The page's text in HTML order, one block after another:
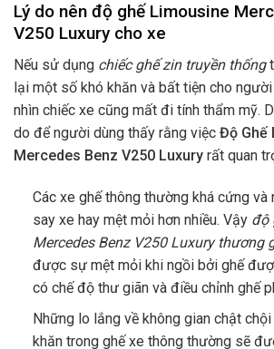
Lý do nên độ ghế Limousine
V250 Luxury cho xe
Nếu sử dụng chiếc ghế zin truyền thống
lại một số khó khăn và bất tiện cho
nhìn chiếc xe cũng mất đi tính thẩm mỹ.
do để người dùng thấy rằng việc Độ Ghế
Mercedes Benz V250 Luxury rất quan
Các xe ghế thông thường khá cứng và
say xe hay mệt mỏi hơn nhiều. Vậy độ
Mercedes Benz V250 Luxury thương
được sự mệt mỏi khi ngồi bởi ghế
có chế độ thư giãn và điều chỉnh ghế
Những lo lắng về không gian chật
khăn trong ghế xe thông thường sẽ